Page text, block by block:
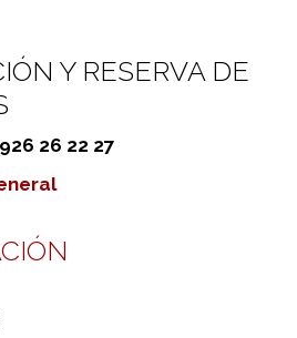
Y RESERVA DE
26 22 27